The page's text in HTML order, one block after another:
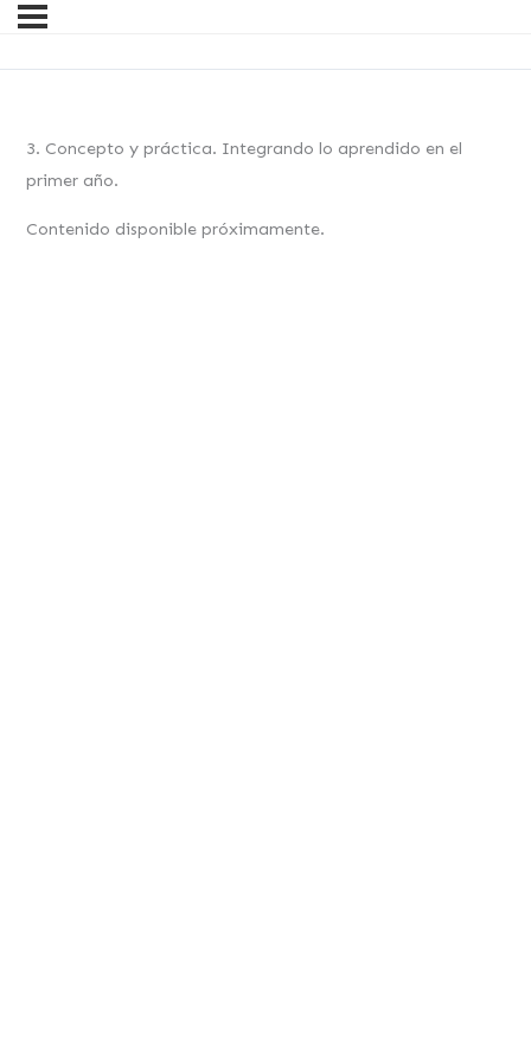
3. Concepto y práctica. Integrando lo aprendido en el
primer año.
Contenido disponible próximamente.